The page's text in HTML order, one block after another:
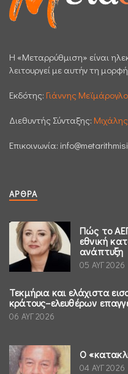
H «Μεταρρύθμιση» είναι
λειτουργεί με αυτήν τη
Εκδότης: Γιάννης
Διεθυντής Σύνταξης:
Επικοινωνία:
ΆΡΘΡΑ
Πώς το
εθνική
ανάπτυξη
05 ΑΥΓ 2026
Τεκμήρια και ελάχιστα
κράτους–ελευθέρων
06 ΑΥΓ 2026
Ο
04 ΑΥΓ 2026